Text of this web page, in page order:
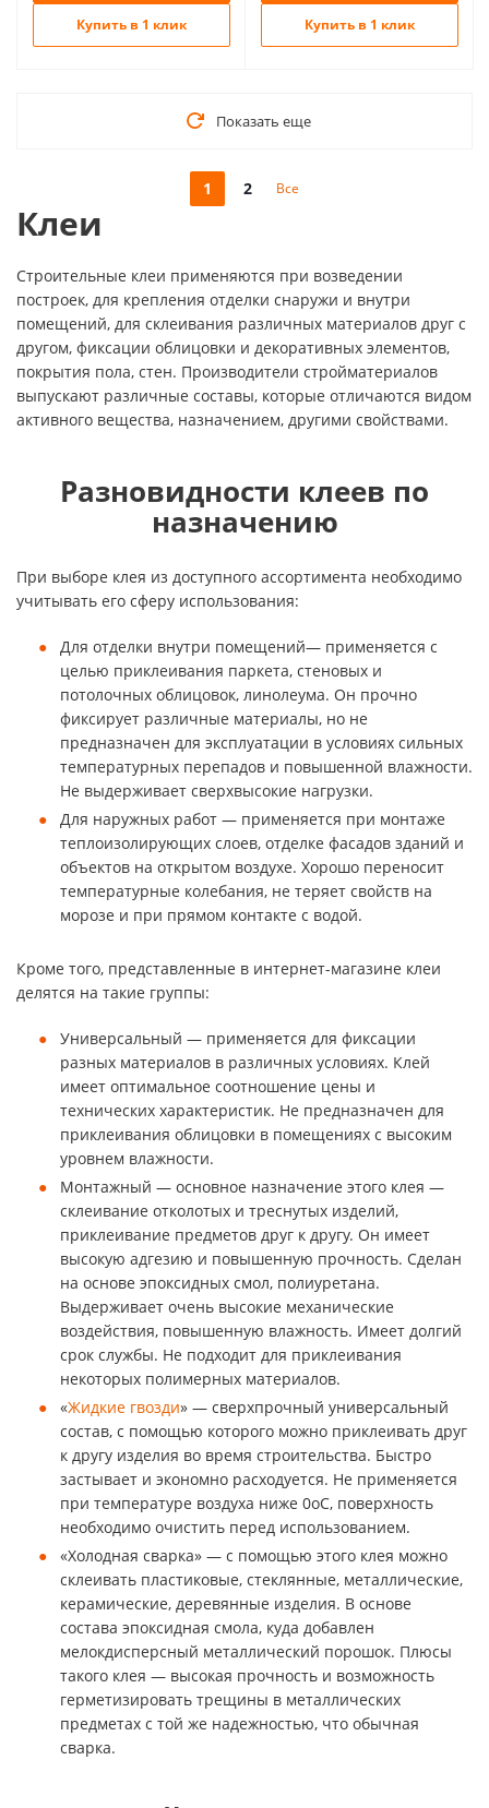
Купить в 1 клик Купить в 1 клик
Показать еще
1 2 Все
Клеи
Строительные клеи применяются при возведении
построек, для крепления отделки снаружи и внутри
помещений, для склеивания различных материалов друг с
другом, фиксации облицовки и декоративных элементов,
покрытия пола, стен. Производители стройматериалов
выпускают различные составы, которые отличаются видом
активного вещества, назначением, другими свойствами.
Разновидности клеев по
назначению
При выборе клея из доступного ассортимента необходимо
учитывать его сферу использования:
Для отделки внутри помещений— применяется с
целью приклеивания паркета, стеновых и
потолочных облицовок, линолеума. Он прочно
фиксирует различные материалы, но не
предназначен для эксплуатации в условиях сильных
температурных перепадов и повышенной влажности.
Не выдерживает сверхвысокие нагрузки.
Для наружных работ — применяется при монтаже
теплоизолирующих слоев, отделке фасадов зданий и
объектов на открытом воздухе. Хорошо переносит
температурные колебания, не теряет свойств на
морозе и при прямом контакте с водой.
Кроме того, представленные в интернет-магазине клеи
делятся на такие группы:
Универсальный — применяется для фиксации
разных материалов в различных условиях. Клей
имеет оптимальное соотношение цены и
технических характеристик. Не предназначен для
приклеивания облицовки в помещениях с высоким
уровнем влажности.
Монтажный — основное назначение этого клея —
склеивание отколотых и треснутых изделий,
приклеивание предметов друг к другу. Он имеет
высокую адгезию и повышенную прочность. Сделан
на основе эпоксидных смол, полиуретана.
Выдерживает очень высокие механические
воздействия, повышенную влажность. Имеет долгий
срок службы. Не подходит для приклеивания
некоторых полимерных материалов.
«Жидкие гвозди» — сверхпрочный универсальный
состав, с помощью которого можно приклеивать друг
к другу изделия во время строительства. Быстро
застывает и экономно расходуется. Не применяется
при температуре воздуха ниже 0оС, поверхность
необходимо очистить перед использованием.
«Холодная сварка» — с помощью этого клея можно
склеивать пластиковые, стеклянные, металлические,
керамические, деревянные изделия. В основе
состава эпоксидная смола, куда добавлен
мелокдисперсный металлический порошок. Плюсы
такого клея — высокая прочность и возможность
герметизировать трещины в металлических
предметах с той же надежностью, что обычная
сварка.